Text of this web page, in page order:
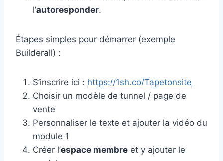
l’autoresponder.
Étapes simples pour démarrer (exemple
Builderall) :
S’inscrire ici : https://1sh.co/Tapetonsite
Choisir un modèle de tunnel / page de
vente
Personnaliser le texte et ajouter la vidéo du
module 1
Créer l’espace membre et y ajouter le